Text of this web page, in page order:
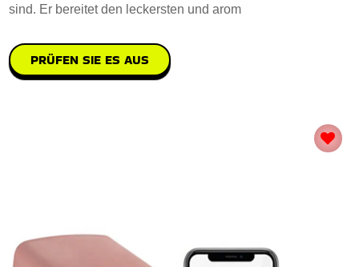
sind. Er bereitet den leckersten und arom
PRÜFEN SIE ES AUS